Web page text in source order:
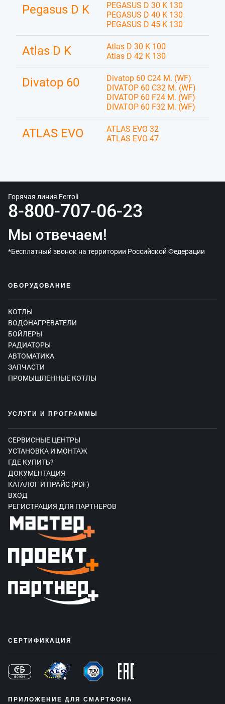
Pegasus D K
PEGASUS D 30 K 130
PEGASUS D 40 K 130
PEGASUS D 45 K 130
Atlas D K
Atlas D 30 K 100
Atlas D 42 K 130
Divatop 60
Divatop 60 C24 M. (WF)
DIVATOP 60 C32 M. (WF)
DIVATOP 60 F24 M. (WF)
DIVATOP 60 F32 M. (WF)
ATLAS EVO
ATLAS EVO 32
ATLAS EVO 47
Горячая линия Ferroli
8-800-707-06-23
Мы отвечаем!
*Бесплатный звонок на территории Российской Федерации
ОБОРУДОВАНИЕ
КОТЛЫ
ВОДОНАГРЕВАТЕЛИ
БОЙЛЕРЫ
РАДИАТОРЫ
АВТОМАТИКА
ЗАПЧАСТИ
ПРОМЫШЛЕННЫЕ КОТЛЫ
УСЛУГИ И ПРОГРАММЫ
СЕРВИСНЫЕ ЦЕНТРЫ
УСТАНОВКА И МОНТАЖ
ГДЕ КУПИТЬ?
ДОКУМЕНТАЦИЯ
КАТАЛОГ И ПРАЙС (PDF)
ВХОД
РЕГИСТРАЦИЯ ДЛЯ ПАРТНЕРОВ
СЕРТИФИКАЦИЯ
ПРИЛОЖЕНИЕ ДЛЯ СМАРТФОНА